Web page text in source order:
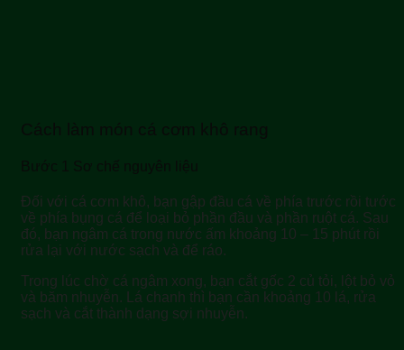
Cách làm món cá cơm khô rang
Bước 1 Sơ chế nguyên liệu
Đối với cá cơm khô, bạn gập đầu cá về phía trước rồi tước
về phía bụng cá để loại bỏ phần đầu và phần ruột cá. Sau
đó, bạn ngâm cá trong nước ấm khoảng 10 – 15 phút rồi
rửa lại với nước sạch và để ráo.
Trong lúc chờ cá ngâm xong, bạn cắt gốc 2 củ tỏi, lột bỏ vỏ
và băm nhuyễn. Lá chanh thì bạn cần khoảng 10 lá, rửa
sạch và cắt thành dạng sợi nhuyễn.